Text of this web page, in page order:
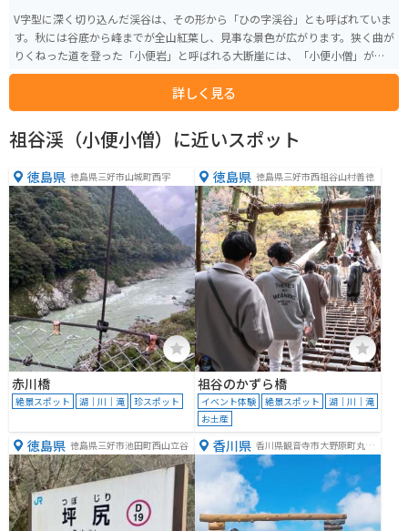
V字型に深く切り込んだ渓谷は、その形から「ひの字渓谷」とも呼ばれていま
す。秋には谷底から峰までが全山紅葉し、見事な景色が広がります。狭く曲が
りくねった道を登った「小便岩」と呼ばれる大断崖には、「小便小僧」が立
っており、谷底まで200mの高さからの絶景スポットとなっています。
詳しく見る
祖谷渓（小便小僧）に近いスポット
徳島県 徳島県三好市山城町西宇
赤川橋
絶景スポット 湖｜川｜滝 珍スポット
徳島県 徳島県三好市西祖谷山村善徳
祖谷のかずら橋
イベント体験 絶景スポット
湖｜川｜滝
お土産
徳島県 徳島県三好市池田町西山立谷 香川県 香川県観音寺市大野原町丸井
１９７４−５７